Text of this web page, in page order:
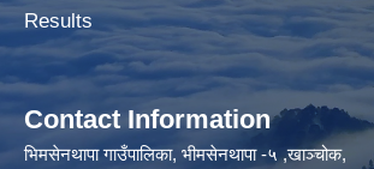
Results
Contact Information
भिमसेनथापा गाउँपालिका, भीमसेनथापा -५ ,खाञ्चोक,